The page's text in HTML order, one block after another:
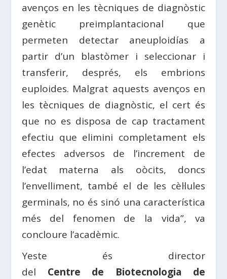
avenços en les tècniques de diagnòstic
genètic preimplantacional que
permeten detectar aneuploidías a
partir d’un blastòmer i seleccionar i
transferir, després, els embrions
euploides. Malgrat aquests avenços en
les tècniques de diagnòstic, el cert és
que no es disposa de cap tractament
efectiu que elimini completament els
efectes adversos de l’increment de
l’edat materna als oòcits, doncs
l’envelliment, també el de les cèl·lules
germinals, no és sinó una característica
més del fenomen de la vida”, va
concloure l’acadèmic.
Yeste és director
del Centre de Biotecnologia de